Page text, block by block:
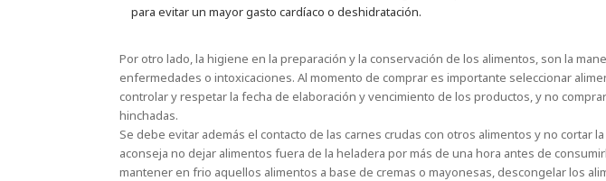
para evitar un mayor gasto cardíaco o deshidratación.
Por otro lado, la higiene en la preparación y la conservación de los alimentos, son la
enfermedades o intoxicaciones. Al momento de comprar es importante seleccionar
controlar y respetar la fecha de elaboración y vencimiento de los productos, y no
hinchadas.
Se debe evitar además el contacto de las carnes crudas con otros alimentos y no cortar
aconseja no dejar alimentos fuera de la heladera por más de una hora antes de
mantener en frio aquellos alimentos a base de cremas o mayonesas, descongelar los